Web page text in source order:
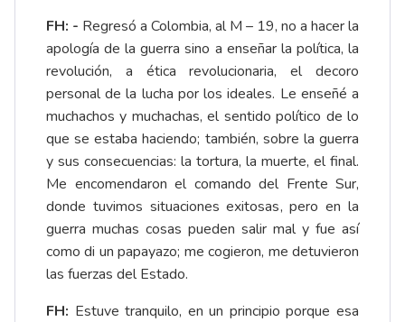
FH: - Regresó a Colombia, al M – 19, no a hacer la
apología de la guerra sino a enseñar la política, la
revolución, a ética revolucionaria, el decoro
personal de la lucha por los ideales. Le enseñé a
muchachos y muchachas, el sentido político de lo
que se estaba haciendo; también, sobre la guerra
y sus consecuencias: la tortura, la muerte, el final.
Me encomendaron el comando del Frente Sur,
donde tuvimos situaciones exitosas, pero en la
guerra muchas cosas pueden salir mal y fue así
como di un papayazo; me cogieron, me detuvieron
las fuerzas del Estado.
FH: Estuve tranquilo, en un principio porque esa